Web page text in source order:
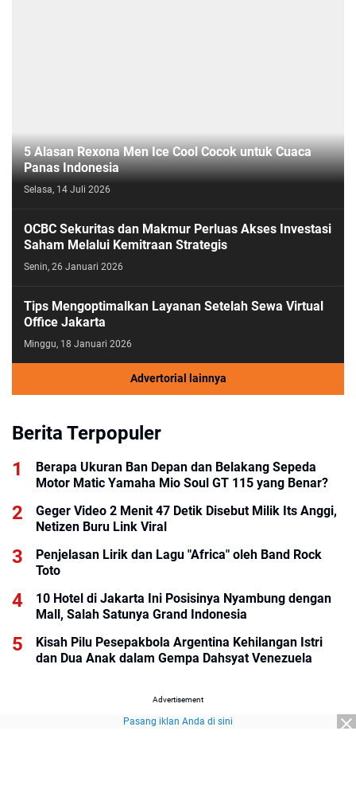
5 Alasan Rexona Men Ice Cool Cocok untuk Cuaca
Panas Indonesia
Selasa, 14 Juli 2026
OCBC Sekuritas dan Makmur Perluas Akses Investasi
Saham Melalui Kemitraan Strategis
Senin, 26 Januari 2026
Tips Mengoptimalkan Layanan Setelah Sewa Virtual
Office Jakarta
Minggu, 18 Januari 2026
Advertorial lainnya
Berita Terpopuler
Berapa Ukuran Ban Depan dan Belakang Sepeda
Motor Matic Yamaha Mio Soul GT 115 yang Benar?
Geger Video 2 Menit 47 Detik Disebut Milik Its Anggi,
Netizen Buru Link Viral
Penjelasan Lirik dan Lagu "Africa" oleh Band Rock
Toto
10 Hotel di Jakarta Ini Posisinya Nyambung dengan
Mall, Salah Satunya Grand Indonesia
Kisah Pilu Pesepakbola Argentina Kehilangan Istri
dan Dua Anak dalam Gempa Dahsyat Venezuela
Advertisement
Pasang iklan Anda di sini